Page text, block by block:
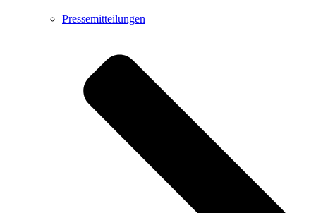
Pressemitteilungen